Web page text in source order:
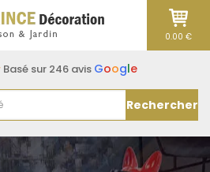
Basé sur 246 avis Google
Rechercher
0.00 €